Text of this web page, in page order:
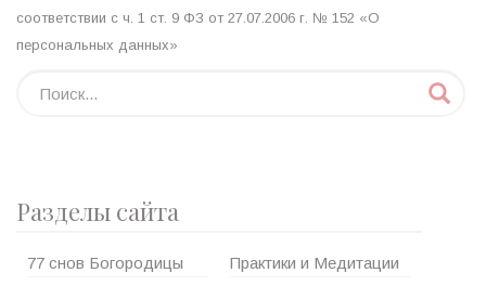
соответствии с ч. 1 ст. 9 ФЗ от 27.07.2006 г. № 152 «О
персональных данных»
Разделы сайта
77 снов Богородицы Практики и Медитации